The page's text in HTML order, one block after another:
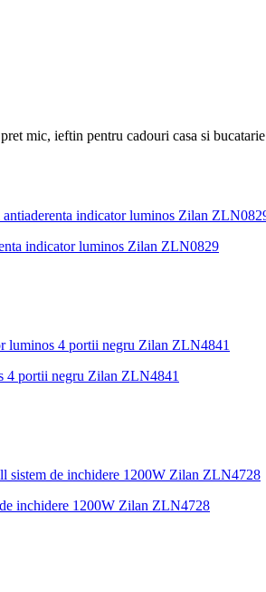
mic, ieftin pentru cadouri casa si bucatarie
indicator luminos Zilan ZLN0829
4 portii negru Zilan ZLN4841
inchidere 1200W Zilan ZLN4728